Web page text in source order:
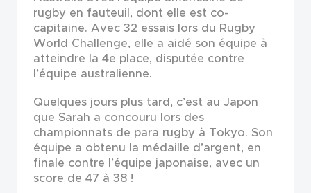
rugby en fauteuil, dont elle est co-
capitaine. Avec 32 essais lors du Rugby
World Challenge, elle a aidé son équipe à
atteindre la 4e place, disputée contre
l’équipe australienne.
Quelques jours plus tard, c’est au Japon
que Sarah a concouru lors des
championnats de para rugby à Tokyo. Son
équipe a obtenu la médaille d’argent, en
finale contre l’équipe japonaise, avec un
score de 47 à 38 !